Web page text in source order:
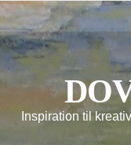
Inspiration til